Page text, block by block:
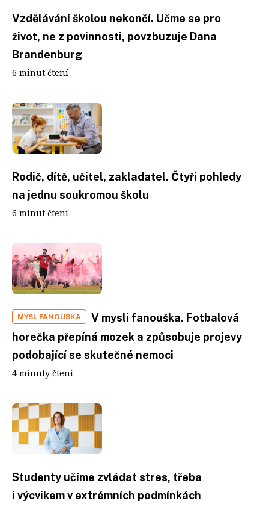
Vzdělávání školou nekončí. Učme se pro
život, ne z povinnosti, povzbuzuje Dana
Brandenburg
6 minut čtení
Rodič, dítě, učitel, zakladatel. Čtyři pohledy
na jednu soukromou školu
6 minut čtení
MYSL FANOUŠKA
V mysli fanouška. Fotbalová
horečka přepíná mozek a způsobuje projevy
podobající se skutečné nemoci
4 minuty čtení
Studenty učíme zvládat stres, třeba
i výcvikem v extrémních podmínkách